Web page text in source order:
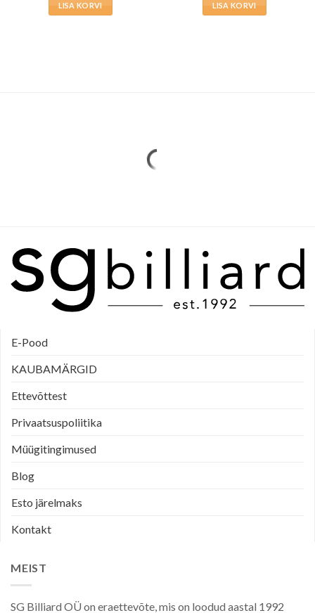
LISA KORVI LISA KORVI
E-Pood
KAUBAMÄRGID
Ettevõttest
Privaatsuspoliitika
Müügitingimused
Blog
Esto järelmaks
Kontakt
MEIST
SG Billiard OÜ on eraettevõte, mis on loodud aastal 1992